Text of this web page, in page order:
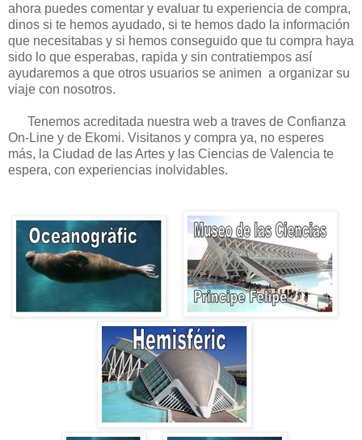
ahora puedes comentar y evaluar tu experiencia de compra,
dinos si te hemos ayudado, si te hemos dado la información
que necesitabas y si hemos conseguido que tu compra haya
sido lo que esperabas, rapida y sin contratiempos así
ayudaremos a que otros usuarios se animen a organizar su
viaje con nosotros.
Tenemos acreditada nuestra web a traves de Confianza
On-Line y de Ekomi. Visitanos y compra ya, no esperes
más, la Ciudad de las Artes y las Ciencias de Valencia te
espera, con experiencias inolvidables.